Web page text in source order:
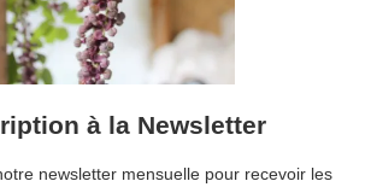
à la Newsletter
newsletter mensuelle pour recevoir les